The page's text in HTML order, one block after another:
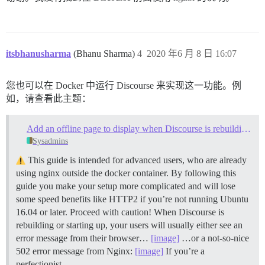
itsbhanusharma (Bhanu Sharma) 2020 年6 月 8 日 16:07
4
您也可以在 Docker 中运行 Discourse 来实现这一功能。例
如，请查看此主题：
Add an offline page to display when Discourse is rebuilding or starting up
Sysadmins
This guide is intended for advanced users, who are already
using nginx outside the docker container. By following this
guide you make your setup more complicated and will lose
some speed benefits like HTTP2 if you’re not running Ubuntu
16.04 or later. Proceed with caution! When Discourse is
rebuilding or starting up, your users will usually either see an
error message from their browser… [image] …or a not-so-nice
502 error message from Nginx: [image] If you’re a